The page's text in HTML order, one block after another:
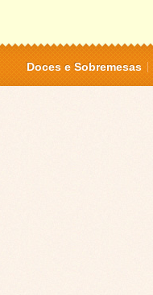
Doces e Sobremesas